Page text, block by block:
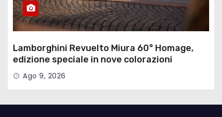
Lamborghini Revuelto Miura 60° Homage,
edizione speciale in nove colorazioni
Ago 9, 2026